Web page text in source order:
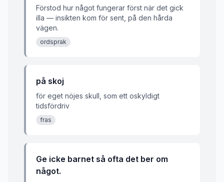
Förstod hur något fungerar först när det gick
illa — insikten kom för sent, på den hårda
vägen.
ordsprak
på skoj
för eget nöjes skull, som ett oskyldigt
tidsfördriv
fras
Ge icke barnet så ofta det ber om
något.